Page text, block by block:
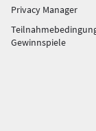
Privacy Manager
Gewinnspiele